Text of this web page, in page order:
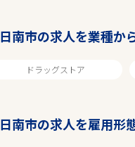
日南市の求人を業種か
ドラッグストア
日南市の求人を雇用形